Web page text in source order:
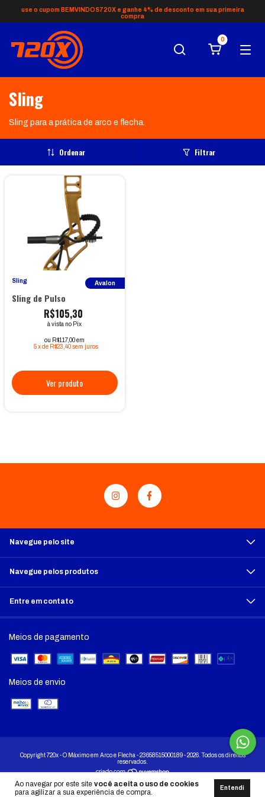
use o cupom BEMVINDOS720X e ganhe 4% de desconto em sua primeira
compra
0
Ao navegar por este site você aceita o uso de cookies
para agilizar a sua experiência de compra.
Entendi
Sling
Sling para a prática de arco e flecha.
Ordenar Filtrar
Sling Avalon
Sling de Pulso
R$105,30
à vista no Pix
ou R$117,00 em
5 xde R$23,40 sem juros
Navegue pelo site
Navegue pelos produtos
Entre em contato
Meios de pagamento
Meios de envio
Copyright 720x - O Máximo em Arco e Flecha - 23658515000189 - 2026. Todos os direitos
reservados.